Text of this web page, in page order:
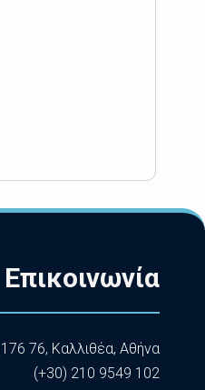
Επικοινωνία
76, Καλλιθέα, Αθήνα
(+30) 210 9549 102